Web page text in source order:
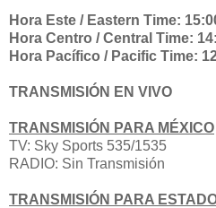
Hora Este / Eastern Time:
Hora Centro / Central Time:
Hora Pacífico / Pacific Time:
TRANSMISIÓN EN VIVO
TRANSMISIÓN PARA MÉXICO
TV: Sky Sports 535/1535
RADIO: Sin Transmisión
TRANSMISIÓN PARA